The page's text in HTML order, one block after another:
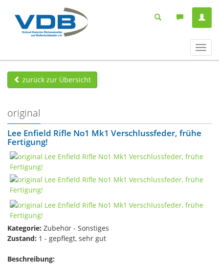
ein-/
zurück zur Übersicht
original
Lee Enfield Rifle No1 Mk1 Verschlussfeder, frühe
Fertigung!
Kategorie: Zubehör - Sonstiges
Zustand: 1 - gepflegt, sehr gut
Beschreibung: